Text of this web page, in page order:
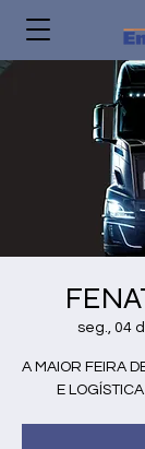
seg., 04
A MAIOR FEIRA
E